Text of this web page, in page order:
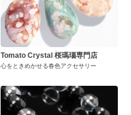
Tomato Crystal 桜瑪瑙専門店
心をときめかせる春色アクセサリー